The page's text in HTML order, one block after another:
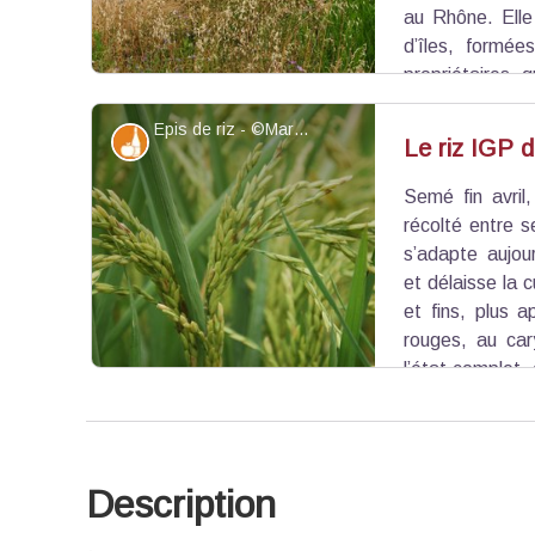
Voir l'image en plein écran
au Rhône.
d’îles,
propriétaires
voyageurs en échange d’un peu de beurre. Les
leurs charges en objets et/ou aliments.
Epis de riz - ©Marjorie Mercier - PNR Camargue
Voir l'image en plein écran
Produits du terroir Le riz IGP
Semé fin
récolté entre
s’adapte
et délaisse la
et fins, plus
rouges, au
l’état
(IGP), reconnaissance du savoir-faire des
Description